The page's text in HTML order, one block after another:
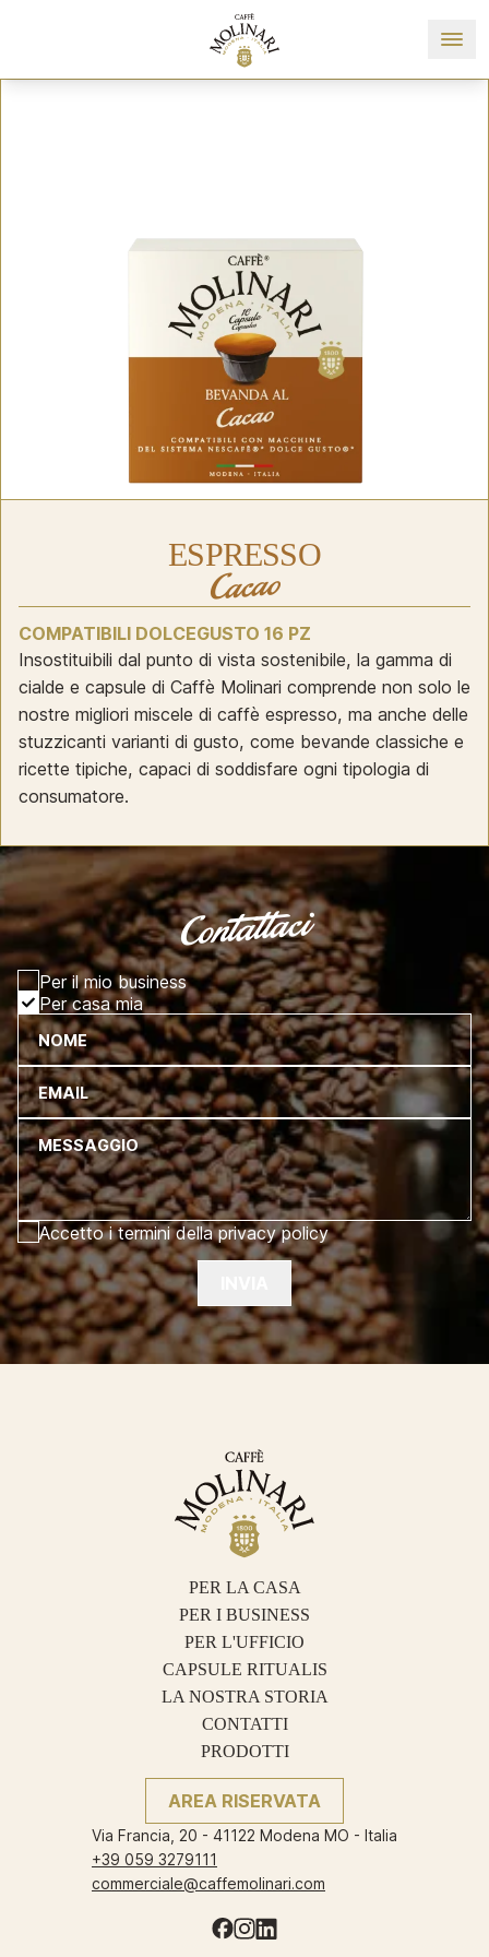
ESPRESSO
Cacao
COMPATIBILI DOLCEGUSTO 16 PZ
Insostituibili dal punto di vista sostenibile, la gamma di
cialde e capsule di Caffè Molinari comprende non solo le
nostre migliori miscele di caffè espresso, ma anche delle
stuzzicanti varianti di gusto, come bevande classiche e
ricette tipiche, capaci di soddisfare ogni tipologia di
consumatore.
Contattaci
Per il mio business
Per casa mia
NOME
EMAIL
MESSAGGIO
Accetto i termini della privacy policy
PER LA CASA
PER I BUSINESS
PER L'UFFICIO
CAPSULE RITUALIS
LA NOSTRA STORIA
CONTATTI
PRODOTTI
AREA RISERVATA
Via Francia, 20 - 41122 Modena MO - Italia
+39 059 3279111
commerciale@caffemolinari.com